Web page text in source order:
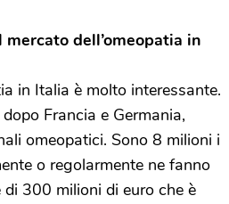
mercato dell’omeopatia in
in Italia è molto interessante.
Francia e Germania,
omeopatici. Sono 8 milioni i
o regolarmente ne fanno
di 300 milioni di euro che è